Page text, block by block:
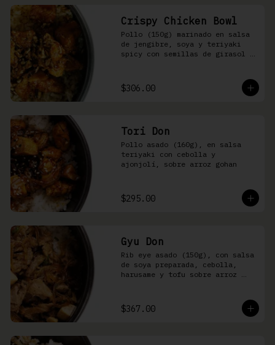
Crispy Chicken Bowl
Pollo (150g) marinado en salsa
de jengibre, soya y teriyaki
spicy con semillas de girasol y
$306.00
Tori Don
Pollo asado (160g), en salsa
teriyaki con cebolla y
ajonjolí, sobre arroz gohan
$295.00
Gyu Don
Rib eye asado (150g), con salsa
de soya preparada, cebolla,
harusame y tofu sobre arroz
$367.00